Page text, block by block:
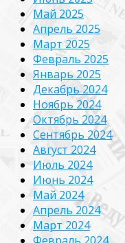
Май 2025
Апрель 2025
Март 2025
Февраль 2025
Январь 2025
Декабрь 2024
Ноябрь 2024
Октябрь 2024
Сентябрь 2024
Август 2024
Июль 2024
Июнь 2024
Май 2024
Апрель 2024
Март 2024